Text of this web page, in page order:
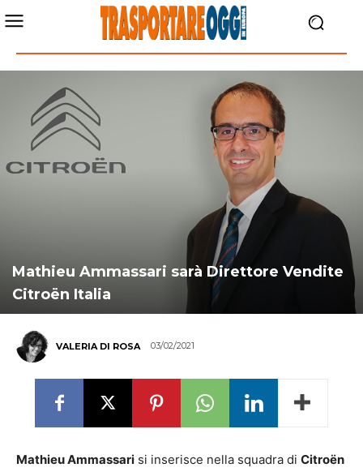
Mathieu Ammassari sarà Direttore Vendite
Citroën Italia
VALERIA DI ROSA 03/02/2021
Mathieu Ammassari si inserisce nella squadra di Citroën